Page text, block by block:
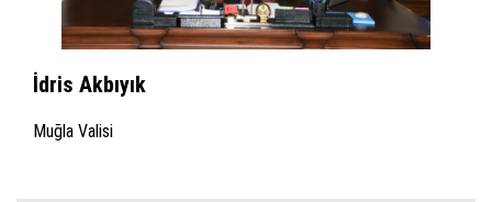
İdris Akbıyık
Muğla Valisi